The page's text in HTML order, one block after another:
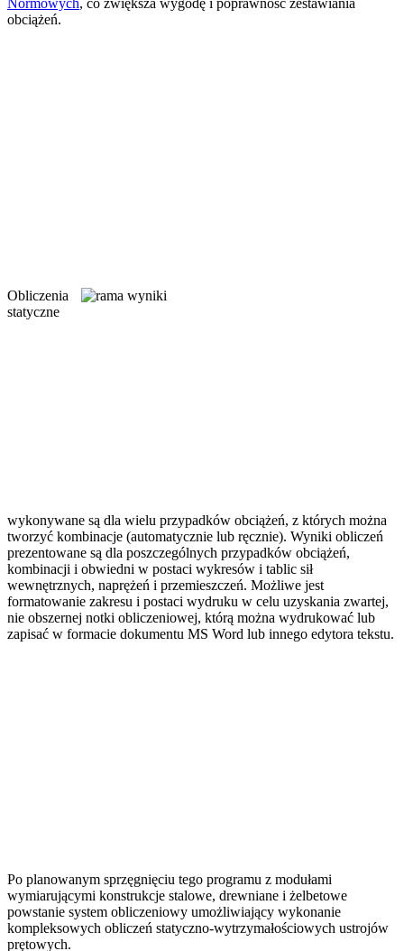
obciążeń.
Obliczenia
statyczne
wykonywane są dla wielu przypadków obciążeń, z których można
tworzyć kombinacje (automatycznie lub ręcznie). Wyniki obliczeń
prezentowane są dla poszczególnych przypadków obciążeń,
kombinacji i obwiedni w postaci wykresów i tablic sił
wewnętrznych, naprężeń i przemieszczeń. Możliwe jest
formatowanie zakresu i postaci wydruku w celu uzyskania zwartej,
nie obszernej notki obliczeniowej, którą można wydrukować lub
zapisać w formacie dokumentu MS Word lub innego edytora tekstu.
Po planowanym sprzęgnięciu tego programu z modułami
wymiarującymi konstrukcje stalowe, drewniane i żelbetowe
powstanie system obliczeniowy umożliwiający wykonanie
kompleksowych obliczeń statyczno-wytrzymałościowych ustrojów
prętowych.